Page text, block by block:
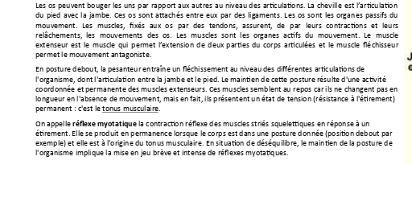
Les os peuvent bouger les uns par rapport aux autres au niveau des articulations. La cheville est l’articu lation
du pied avec la jambe. Ces os sont attachés entre eux par des ligaments. Les os sont les organes passifs du
mouvement.
Les muscles, fixés aux os par des tendons, assurent, de par leurs contractions et
leurs
relâchements,
les mouvements des os. Les muscles sont les organes actifs du mouvement. Le muscle
extenseur est le muscle qui permet l’extension de deux parties du corps articulées et le muscle fléchisseur
permet le mouvement antagoniste.
En posture debout, la pesanteur entraîne un fléchissement au niveau des différentes articulations de
l'organisme, dont l'articulation entre la jambe et le pied. Le maintien de cette posture résulte d'une activité
coordonnée et permanente des muscles extenseurs. Ces muscles semblent au repos car ils ne changent pas en
longueur en l'absence de mouvement, mais en fait, il s présentent un état de tension (résistance à l'étirement)
permanent : c'est le tonus musculaire.
On appelle réflexe myotatique la contraction réflexe des muscles striés squelettiques en réponse à un
étirement. Elle se produit en permanence lorsque le corps est dans une posture donnée (position debout par
exemple) et elle est à l'origine du tonus musculaire. En situation de déséquilibre, le maintien de la posture de
l'organisme implique la mise en jeu brève et intense de réflexes myotatiques.